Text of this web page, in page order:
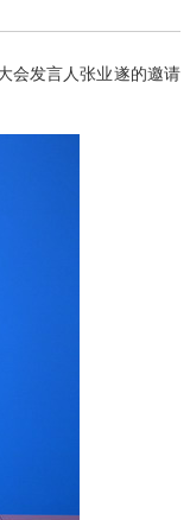
会发言人张业遂的邀请